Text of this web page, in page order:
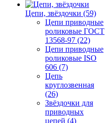
Цепи, звёздочки (59)
Цепи приводные
роликовые ГОСТ
13568-97 (22)
Цепи приводные
роликовые ISO
606 (7)
Цепь
круглозвенная
(26)
Звёздочки для
приводных
цепей (4)